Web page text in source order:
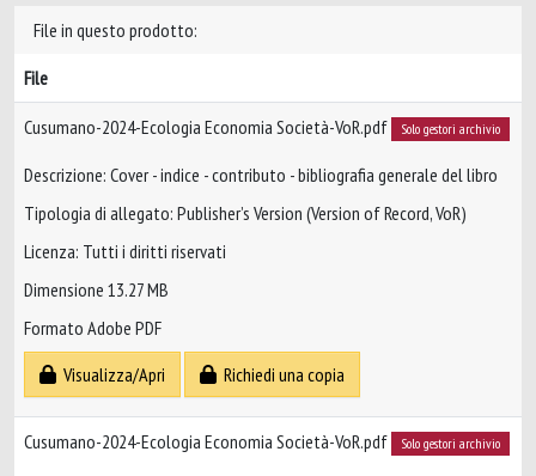
File in questo prodotto:
File
Cusumano-2024-Ecologia Economia Società-VoR.pdf Solo gestori archivio
Descrizione: Cover - indice - contributo - bibliografia generale del libro
Tipologia di allegato: Publisher’s Version (Version of Record, VoR)
Licenza: Tutti i diritti riservati
Dimensione 13.27 MB
Formato Adobe PDF
Visualizza/Apri
Richiedi una copia
Cusumano-2024-Ecologia Economia Società-VoR.pdf Solo gestori archivio